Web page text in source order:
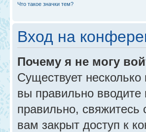
Что такое значки тем?
Вход на
Почему я не могу
Существует
вы правильно
правильно,
вам закрыт доступ к